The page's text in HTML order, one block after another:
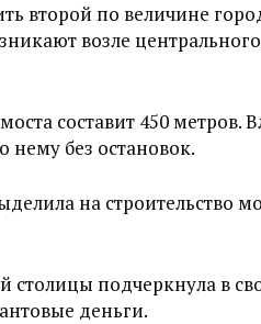
второй по величине
возле
составит 450 метров.
нему без остановок.
на строительство
подчеркнула в
деньги.